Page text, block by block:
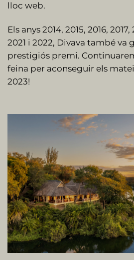
lloc web.
Els anys 2014, 2015, 2016,
2021 i 2022, Divava també va
prestigiós premi.
feina per aconseguir els
2023!